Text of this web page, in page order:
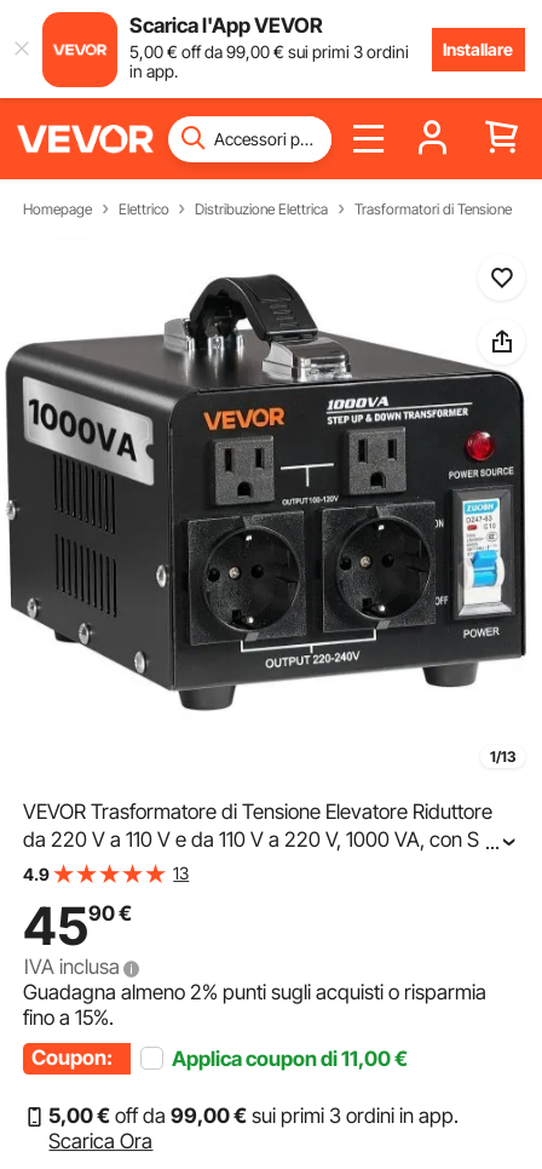
Scarica l'App VEVOR
5,00€ off da99,00€ sui primi 3 ordini
in app.
Installare
Homepage Elettrico Distribuzione Elettrica Trasformatori di Tensione
1/13
VEVOR Trasformatore di Tensione Elevatore Riduttore
da 220 V a 110 V e da 110 V a 220 V, 1000 VA, con Spine
USA e UE, Cavo di Alimentazione, Protezione
...
4.9 13
4590€
IVA inclusa
Guadagna almeno2% punti sugli acquisti o risparmia
fino a15%.
Coupon:
Applica coupon di11,00€
5,00€ off da99,00€ sui primi 3 ordini in app.
Scarica Ora